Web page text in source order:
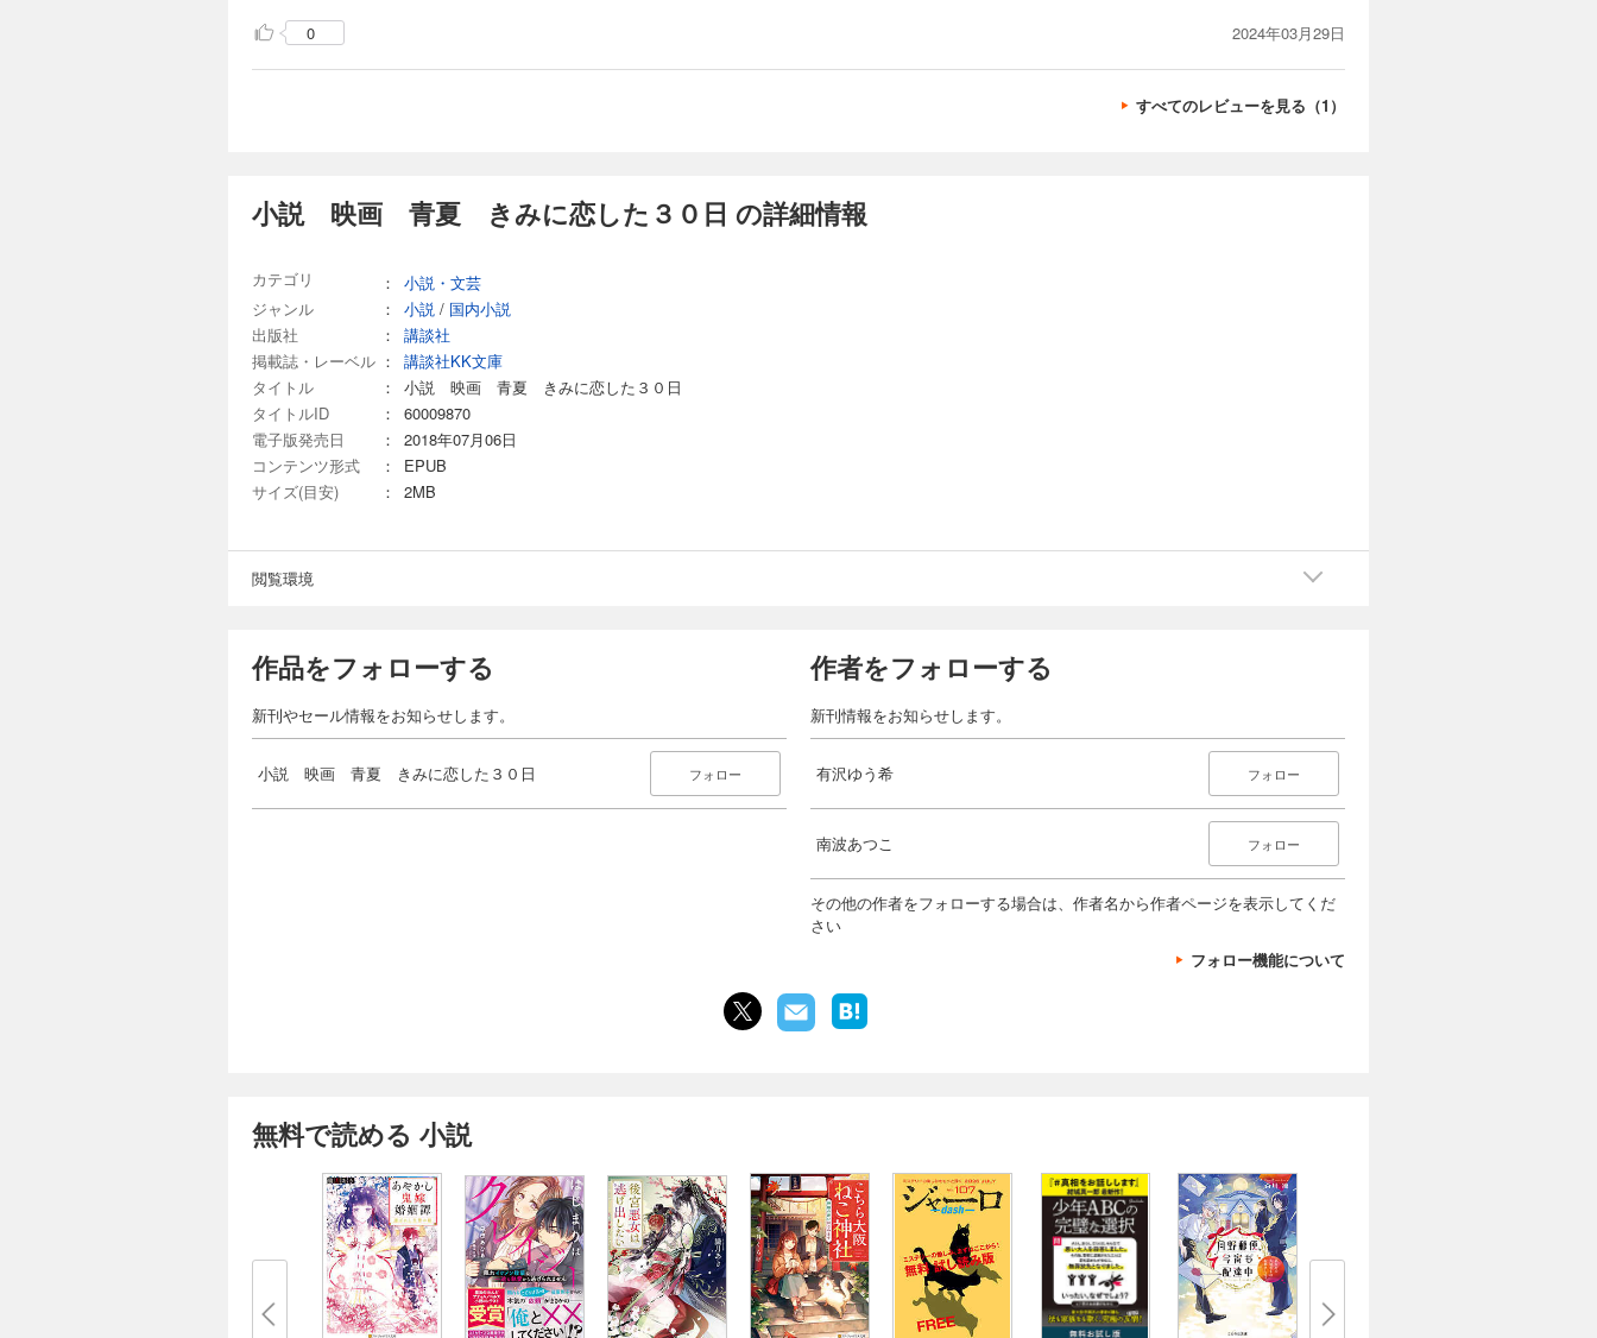
0 2024年03月29日
すべてのレビューを見る（1）
小説 映画 青夏 きみに恋した３０日 の詳細情報
カテゴリ ：
小説・文芸
ジャンル
： 小説 / 国内小説
出版社
：
講談社
掲載誌・レーベル ：
講談社KK文庫
タイトル
：
小説 映画 青夏 きみに恋した３０日
タイトルID
：
60009870
電子版発売日
：
2018年07月06日
コンテンツ形式
：
EPUB
サイズ(目安)
： 2MB
閲覧環境
作品をフォローする
新刊やセール情報をお知らせします。
小説 映画 青夏 きみに恋した３０日 フォロー
作者をフォローする
新刊情報をお知らせします。
有沢ゆう希 フォロー
南波あつこ フォロー
その他の作者をフォローする場合は、作者名から作者ページを表示してくだ
さい
フォロー機能について
無料で読める 小説